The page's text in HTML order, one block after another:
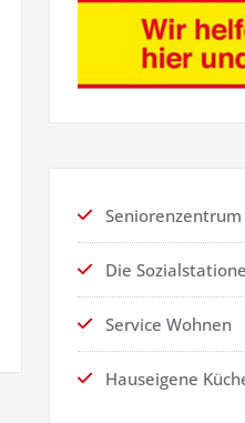
Die
Service Wohnen
Hauseigene